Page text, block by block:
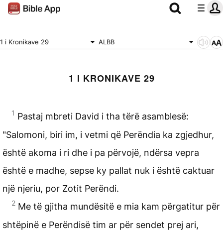
1 i Kronikave 29 ALBB
1 I KRONIKAVE 29
1 Pastaj mbreti David i tha tërë asamblesë:
"Salomoni, biri im, i vetmi që Perëndia ka zgjedhur,
është akoma i ri dhe i pa përvojë, ndërsa vepra
është e madhe, sepse ky pallat nuk i është caktuar
një njeriu, por Zotit Perëndi.
2 Me të gjitha mundësitë e mia kam përgatitur për
shtëpinë e Perëndisë tim ar për sendet prej ari,